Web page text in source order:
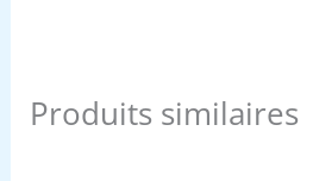
Produits similaires